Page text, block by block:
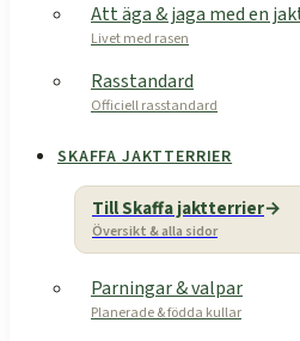
Att äga & jaga med en
Livet med rasen
Rasstandard
Officiell rasstandard
SKAFFA JAKTTERRIER
Till Skaffa jaktterrier
Översikt & alla sidor
Parningar & valpar
Planerade & födda kullar